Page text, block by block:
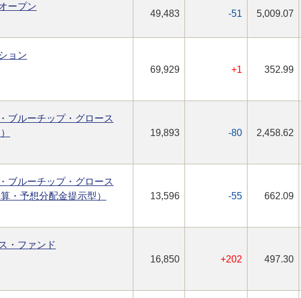
ープン
49,483 -51 5,009.07
ョン
69,929 +1 352.99
ブルーチップ・グロース
19,893 -80 2,458.62
ブルーチップ・グロース
・予想分配金提示型）
13,596 -55 662.09
・ファンド
16,850 +202 497.30